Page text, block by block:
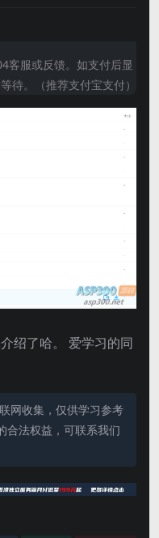
客服或反馈。如支付后显
待。（推荐支付宝支付）
绍了哈。 爱学习的同
网收集，仅供学习参考
合法权益，可联系我们